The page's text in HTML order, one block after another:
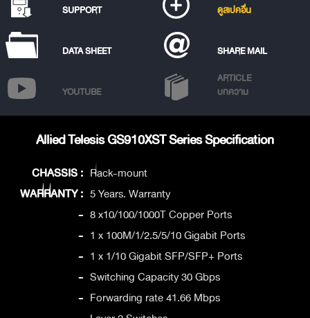
SUPPORT
ดูสเปคอื่น
DATA SHEET SHARE MAIL
YOUTUBE
ARTICLE
บทความ
Allied Telesis GS910XST Series Specification
CHASSIS : Rack-mount
WARRANTY : 5 Years. Warranty
- 8 x10/100/1000T Copper Ports
- 1 x 100M/1/2.5/5/10 Gigabit Ports
- 1 x 1/10 Gigabit SFP/SFP+ Ports
- Switching Capacity 30 Gbps
- Forwarding rate 41.66 Mbps